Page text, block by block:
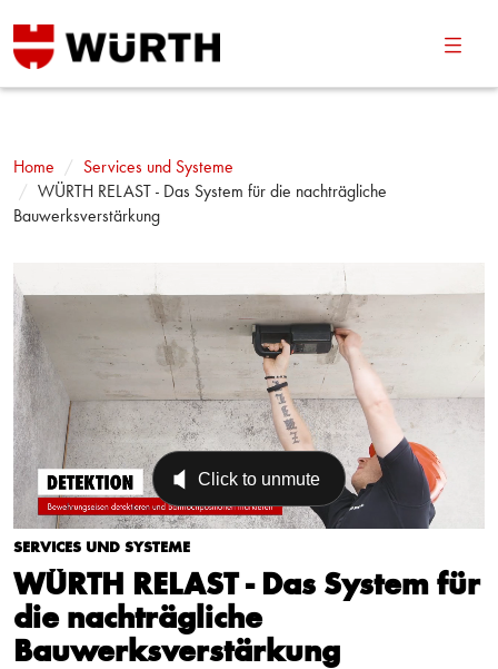
Home
Services und Systeme
WÜRTH RELAST - Das System für die nachträgliche
Bauwerksverstärkung
SERVICES UND SYSTEME
WÜRTH RELAST - Das System für
die nachträgliche
Bauwerksverstärkung